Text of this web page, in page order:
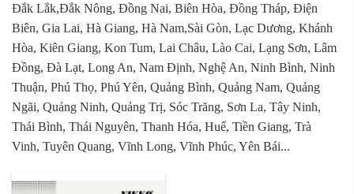
Đắk Lắk,Đắk Nông, Đồng Nai, Biên Hòa, Đồng Tháp, Điện
Biên, Gia Lai, Hà Giang, Hà Nam,Sài Gòn, Lạc Dương, Khánh
Hòa, Kiên Giang, Kon Tum, Lai Châu, Lào Cai, Lạng Sơn, Lâm
Đồng, Đà Lạt, Long An, Nam Định, Nghệ An, Ninh Bình, Ninh
Thuận, Phú Thọ, Phú Yên, Quảng Bình, Quảng Nam, Quảng
Ngãi, Quảng Ninh, Quảng Trị, Sóc Trăng, Sơn La, Tây Ninh,
Thái Bình, Thái Nguyên, Thanh Hóa, Huế, Tiền Giang, Trà
Vinh, Tuyên Quang, Vĩnh Long, Vĩnh Phúc, Yên Bái...